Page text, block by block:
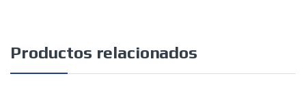
Productos relacionados